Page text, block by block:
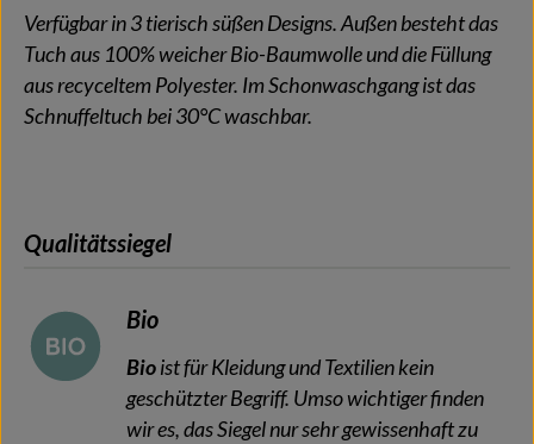
Verfügbar in 3 tierisch süßen Designs. Außen besteht das
Tuch aus 100% weicher Bio-Baumwolle und die Füllung
aus recyceltem Polyester. Im Schonwaschgang ist das
Schnuffeltuch bei 30°C waschbar.
Qualitätssiegel
Bio
Bioist für Kleidung und Textilien kein
geschützter Begriff. Umso wichtiger finden
wir es, das Siegel nur sehr gewissenhaft zu